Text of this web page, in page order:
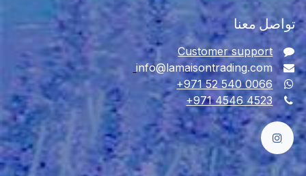
تواصل معنا
Customer support
info@lamaisontrading.com
+971 52 540 0066
+971 4546 4523